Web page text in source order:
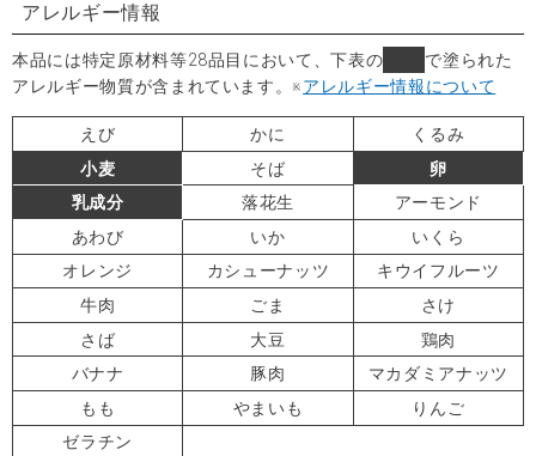
アレルギー情報
本品には特定原材料等28品目において、下表の
で塗られた
アレルギー物質が含まれています。※アレルギー情報について
えび かに
くるみ
小麦
そば
卵
乳成分
落花生
アーモンド
あわび
いか
いくら
オレンジ
カシューナッツ
キウイフルーツ
牛肉
ごま
さけ
さば
大豆
鶏肉
バナナ
豚肉
マカダミアナッツ
もも
やまいも
りんご
ゼラチン